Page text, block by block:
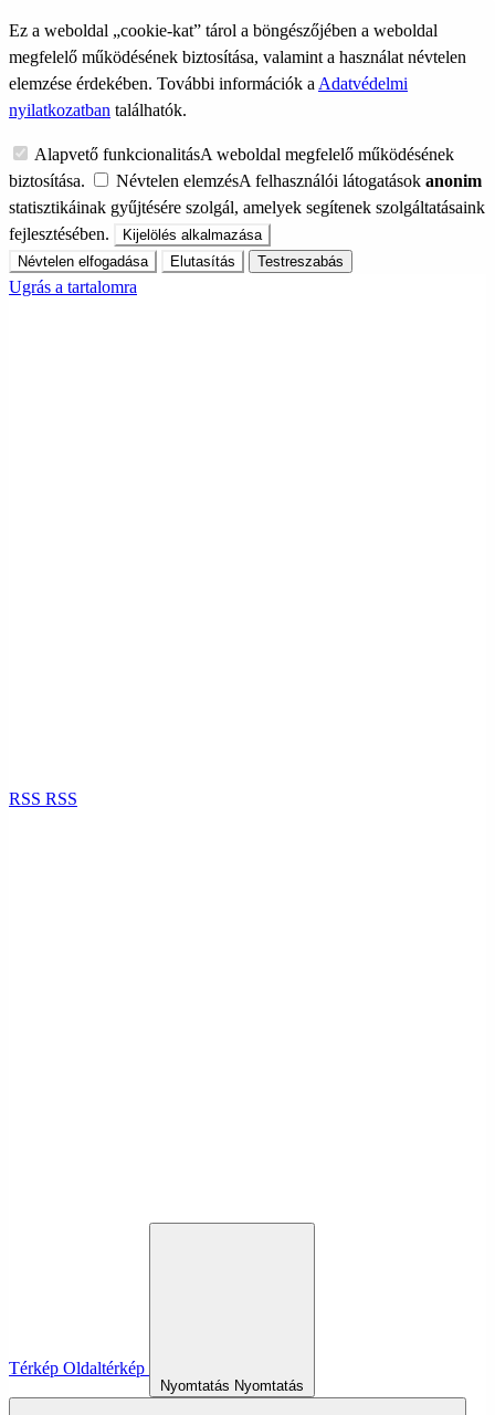
Ez a weboldal „cookie-kat” tárol a böngészőjében a weboldal
megfelelő működésének biztosítása, valamint a használat névtelen
elemzése érdekében. További információk a Adatvédelmi
nyilatkozatban találhatók.
Alapvető funkcionalitásA weboldal megfelelő működésének
biztosítása.
Névtelen elemzésA felhasználói látogatások anonim
statisztikáinak gyűjtésére szolgál, amelyek segítenek szolgáltatásaink
fejlesztésében.
Kijelölés alkalmazása
Névtelen elfogadása
Elutasítás Testreszabás
Ugrás a tartalomra
RSS RSS
Térkép Oldaltérkép
Nyomtatás Nyomtatás